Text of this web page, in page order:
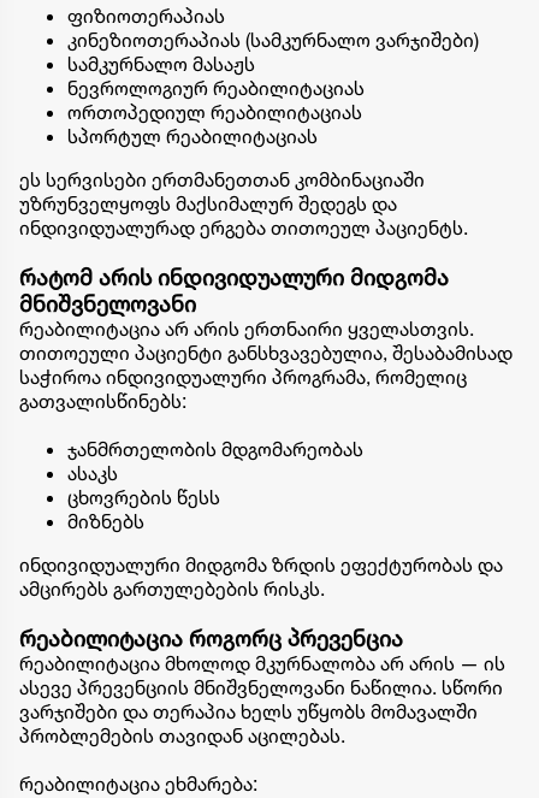
ფიზიოთერაპიას
კინეზიოთერაპიას (სამკურნალო ვარჯიშები)
სამკურნალო მასაჟს
ნევროლოგიურ რეაბილიტაციას
ორთოპედიულ რეაბილიტაციას
სპორტულ რეაბილიტაციას
ეს სერვისები ერთმანეთთან კომბინაციაში
უზრუნველყოფს მაქსიმალურ შედეგს და
ინდივიდუალურად ერგება თითოეულ პაციენტს.
რატომ არის ინდივიდუალური მიდგომა
მნიშვნელოვანი
რეაბილიტაცია არ არის ერთნაირი ყველასთვის.
თითოეული პაციენტი განსხვავებულია, შესაბამისად
საჭიროა ინდივიდუალური პროგრამა, რომელიც
გათვალისწინებს:
ჯანმრთელობის მდგომარეობას
ასაკს
ცხოვრების წესს
მიზნებს
ინდივიდუალური მიდგომა ზრდის ეფექტურობას და
ამცირებს გართულებების რისკს.
რეაბილიტაცია როგორც პრევენცია
რეაბილიტაცია მხოლოდ მკურნალობა არ არის — ის
ასევე პრევენციის მნიშვნელოვანი ნაწილია. სწორი
ვარჯიშები და თერაპია ხელს უწყობს მომავალში
პრობლემების თავიდან აცილებას.
რეაბილიტაცია ეხმარება: